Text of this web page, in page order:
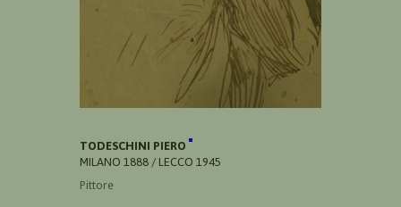
TODESCHINI PIERO
MILANO 1888 / LECCO 1945
Pittore